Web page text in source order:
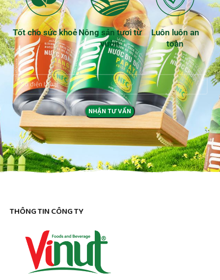
Tốt cho sức khoẻ Nông sản tươi từ
vườn
Luôn luôn an
toàn
THÔNG TIN CÔNG TY